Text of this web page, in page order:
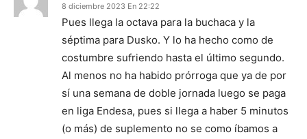
8 diciembre 2023 En 22:22
Pues llega la octava para la buchaca y la
séptima para Dusko. Y lo ha hecho como de
costumbre sufriendo hasta el último segundo.
Al menos no ha habido prórroga que ya de por
sí una semana de doble jornada luego se paga
en liga Endesa, pues si llega a haber 5 minutos
(o más) de suplemento no se como íbamos a